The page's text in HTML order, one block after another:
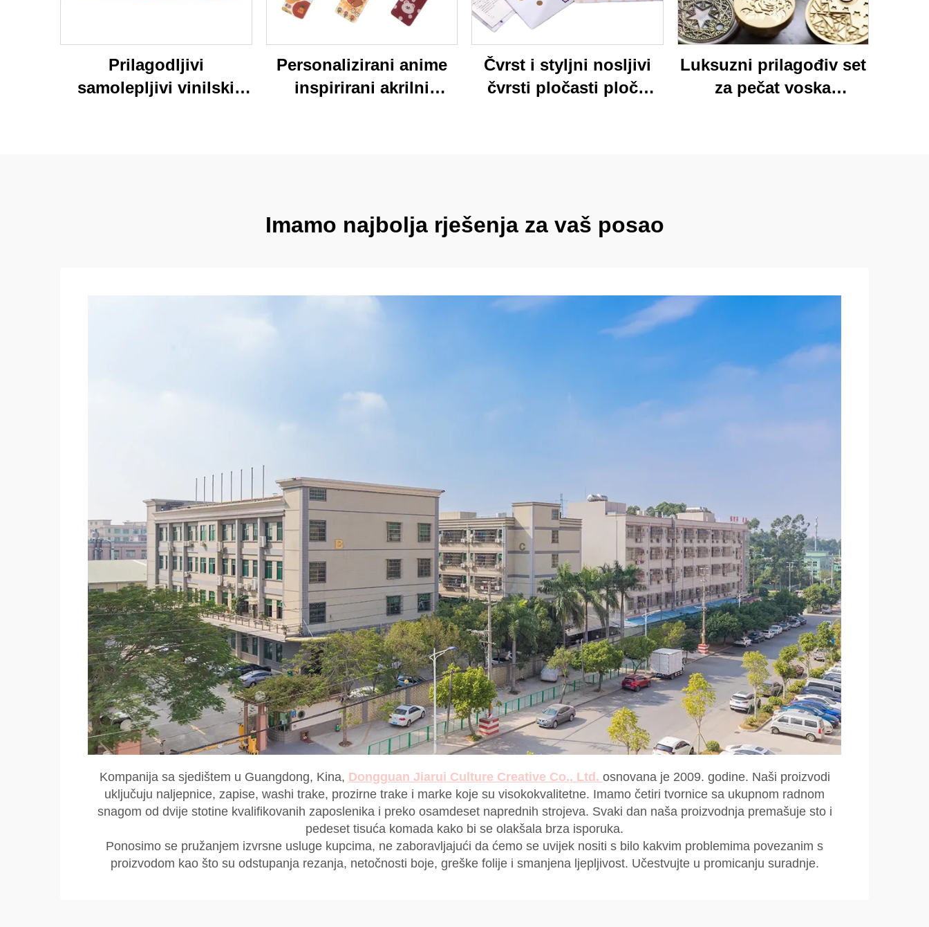
Prilagodljivi
samolepljivi vinilski
Personalizirani anime
inspirirani akrilni
Čvrst i styljni nosljivi
čvrsti pločasti ploča
Luksuzni prilagođiv set
za pečat voska
Imamo najbolja rješenja za vaš posao
Kompanija sa sjedištem u Guangdong, Kina, Dongguan Jiarui Culture Creative Co., Ltd. osnovana je 2009. godine. Naši proizvodi
uključuju naljepnice, zapise, washi trake, prozirne trake i marke koje su visokokvalitetne. Imamo četiri tvornice sa ukupnom radnom
snagom od dvije stotine kvalifikovanih zaposlenika i preko osamdeset naprednih strojeva. Svaki dan naša proizvodnja premašuje sto i
pedeset tisuća komada kako bi se olakšala brza isporuka.
Ponosimo se pružanjem izvrsne usluge kupcima, ne zaboravljajući da ćemo se uvijek nositi s bilo kakvim problemima povezanim s
proizvodom kao što su odstupanja rezanja, netočnosti boje, greške folije i smanjena ljepljivost. Učestvujte u promicanju suradnje.